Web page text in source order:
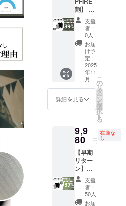
ます。
2025年
12月か
らオン
ライン
ショッ
プなど
にて一
般販売
開始予
定で
す。
予定価
格より
下がる
可能性
もござ
いま
す。 ※
類似商
品が発
生する
ます。
ご了承
上でご
支援頂
けます
様お願
い致し
ます。
2025年
12月か
らオン
ライン
開始予
定で
す。
可能性
があり
ます。
ご了承
頂いた
上でご
支援頂
けます
様お願
い致し
ます。
12月か
らオン
プなど
にて一
般販売
開始予
定で
す。
す。 ※
皆様の
ご支援
により
量産効
率が向
上した
場合、
正規販
売価格
が販売
予定価
格より
いま
す。 ※
品が発
生する
可能性
があり
ます。
ご了承
頂いた
料込み
の金額
となり
ます。
※ご注文
状況、
使用部
材の供
給状
況、製
造工程
上の都
期が遅
れる場
合がご
ざいま
す。 ※
皆様の
ご支援
により
量産効
率が向
割】 ・
リター
ン内
容：
BROOK
LYN
Outdoo
r Drip
Set ×３
セット
・一般
予定販
売価
額：
円 ※本
リター
ンの価
格は
税・送
料込み
の金額
となり
ます。
※ご注文
支援
者：
0人
お届
け予
定：
2025
年11
月
詳細を見る
こ
の
リ
タ
ー
ン
を
選
択
す
る
9,9
80 円
在庫な
し
【早期
リター
ン】（8
月中旬
に発送
しま
す） ・
支援
者：
50人
お届